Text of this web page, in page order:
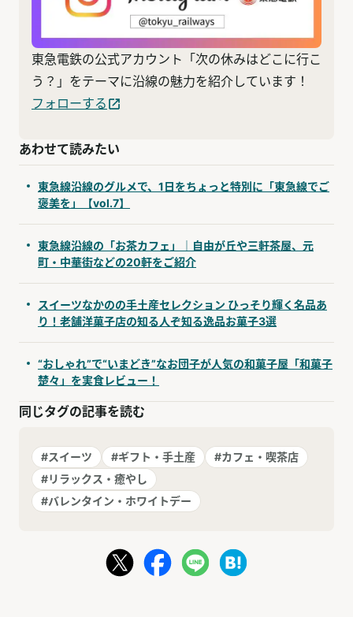
東急電鉄の公式アカウント「次の休みはどこに行こ
う？」をテーマに沿線の魅力を紹介しています！
フォローする
あわせて読みたい
東急線沿線のグルメで、1日をちょっと特別に「東急線でご
褒美を」【vol.7】
東急線沿線の「お茶カフェ」｜自由が丘や三軒茶屋、元
町・中華街などの20軒をご紹介
スイーツなかのの手土産セレクション ひっそり輝く名品あ
り！老舗洋菓子店の知る人ぞ知る逸品お菓子3選
“おしゃれ”で“いまどき”なお団子が人気の和菓子屋「和菓子
楚々」を実食レビュー！
同じタグの記事を読む
#スイーツ #ギフト・手土産
#カフェ・喫茶店
#リラックス・癒やし
#バレンタイン・ホワイトデー